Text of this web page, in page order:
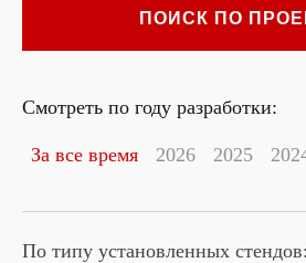
ПОИСК ПО
Смотреть по году разработки:
За все время 2026 2025
По типу установленных стендов: